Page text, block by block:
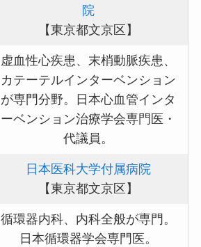
院
【東京都文京区】
虚血性心疾患、末梢動脈疾患、
カテーテルインターベンション
が専門分野。日本心血管インタ
ーベンション治療学会専門医・
代議員。
日本医科大学付属病院
【東京都文京区】
循環器内科、内科全般が専門。
日本循環器学会専門医。